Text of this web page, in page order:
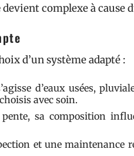
devient complexe à cause
d’un système adapté :
d’eaux usées,
avec soin.
sa composition
et une maintenance